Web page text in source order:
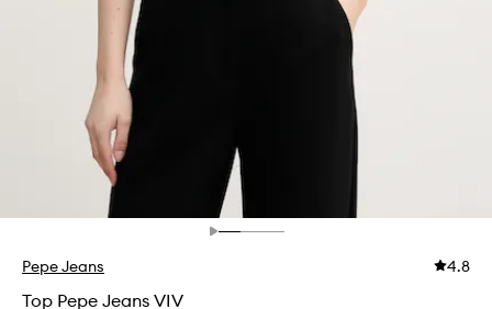
Pepe Jeans 4.8
Top Pepe Jeans VIV